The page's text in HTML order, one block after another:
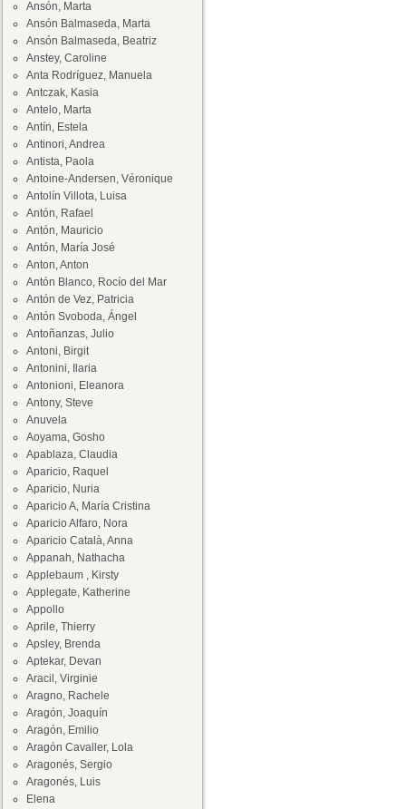
Ansón, Marta
Ansón Balmaseda, Marta
Ansón Balmaseda, Beatriz
Anstey, Caroline
Anta Rodríguez, Manuela
Antczak, Kasia
Antelo, Marta
Antín, Estela
Antinori, Andrea
Antista, Paola
Antoine-Andersen, Véronique
Antolín Villota, Luisa
Antón, Rafael
Antón, Mauricio
Antón, María José
Anton, Anton
Antón Blanco, Rocío del Mar
Antón de Vez, Patricia
Antón Svoboda, Ángel
Antoñanzas, Julio
Antoni, Birgit
Antonini, Ilaria
Antonioni, Eleanora
Antony, Steve
Anuvela
Aoyama, Gosho
Apablaza, Claudia
Aparicio, Raquel
Aparicio, Nuria
Aparicio A, María Cristina
Aparicio Alfaro, Nora
Aparicio Català, Anna
Appanah, Nathacha
Applebaum , Kirsty
Applegate, Katherine
Appollo
Aprile, Thierry
Apsley, Brenda
Aptekar, Devan
Aracil, Virginie
Aragno, Rachele
Aragón, Joaquín
Aragón, Emilio
Aragón Cavaller, Lola
Aragonés, Sergio
Aragonés, Luis
Elena